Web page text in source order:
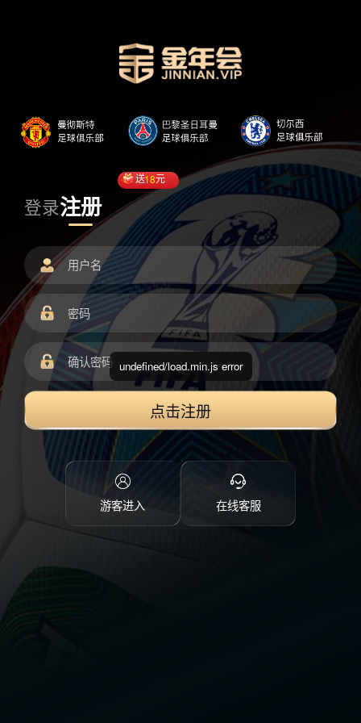
登录注册
送18元
点击注册
游客进入 在线客服
undefined/load.min.js error